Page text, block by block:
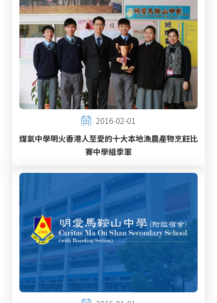
2016-02-01
煤氣中學明火香港人至愛的十大本地漁農產物烹飪比
賽中學組季軍